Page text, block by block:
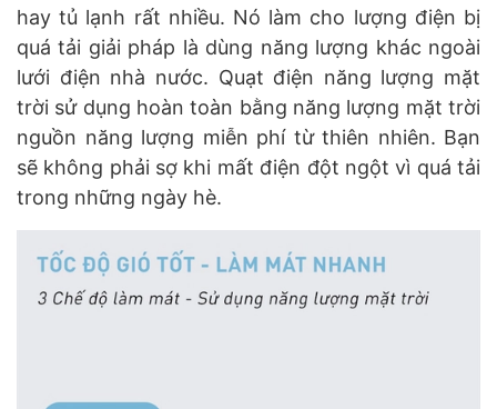
hay tủ lạnh rất nhiều. Nó làm cho lượng điện bị
quá tải giải pháp là dùng năng lượng khác ngoài
lưới điện nhà nước. Quạt điện năng lượng mặt
trời sử dụng hoàn toàn bằng năng lượng mặt trời
nguồn năng lượng miễn phí từ thiên nhiên. Bạn
sẽ không phải sợ khi mất điện đột ngột vì quá tải
trong những ngày hè.